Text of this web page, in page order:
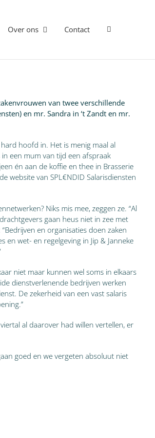
Over ons Contact
van twee verschillende
en mr. Sandra in ‘t Zandt en mr.
hoofd in. Het is menig maal al
een mum van tijd een afspraak
én aan de koffie en thee in Brasserie
website van SPL€NDID Salarisdiensten
Niks mis mee, zeggen ze. “Al
gaan heus niet in zee met
en organisaties doen zaken
en wet- en regelgeving in Jip & Janneke
niet maar kunnen wel soms in elkaars
dienstverlenende bedrijven werken
De zekerheid van een vast salaris
al daarover had willen vertellen, er
goed en we vergeten absoluut niet